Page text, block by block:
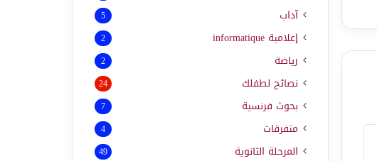
آداب 5
إعلامية informatique
2
رياضة 2
نصائح لطفلك 24
بحوث فرنسية 7
متفرقات 4
المرحلة الثانوية 49